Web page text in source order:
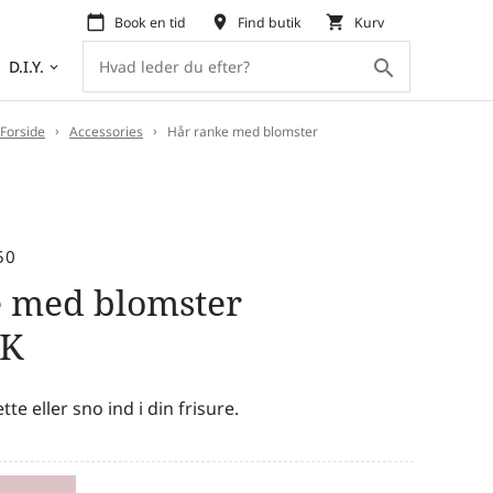
D.I.Y. keyboard_arrow_down search
calendar_today Book en tid place Find butik shopping_cart Kurv
Forside Accessories Hår ranke med blomster
blomster
eller sno ind i din frisure.